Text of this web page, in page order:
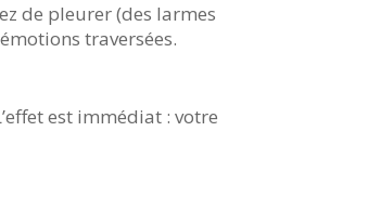
de pleurer (des larmes
traversées.
est immédiat : votre